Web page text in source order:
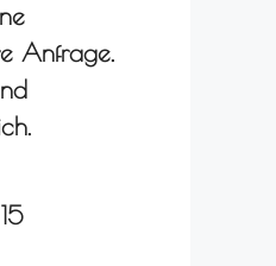
Anfrage.